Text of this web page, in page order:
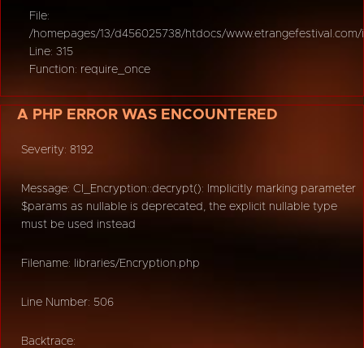
File:
/homepages/13/d456025738/htdocs/
Line: 315
Function: require_once
A PHP ERROR WAS ENCOUNTERED
Severity: 8192
Message: CI_Encryption::decrypt(): Implicitly marking parameter
$params as nullable is deprecated, the explicit nullable type
must be used instead
Filename: libraries/Encryption.php
Line Number: 506
Backtrace: